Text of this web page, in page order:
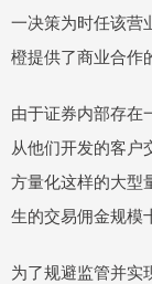
一决策为时任该营
橙提供了商业合作
由于证券内部存在
从他们开发的客户
方量化这样的大型
生的交易佣金规模
为了规避监管并实